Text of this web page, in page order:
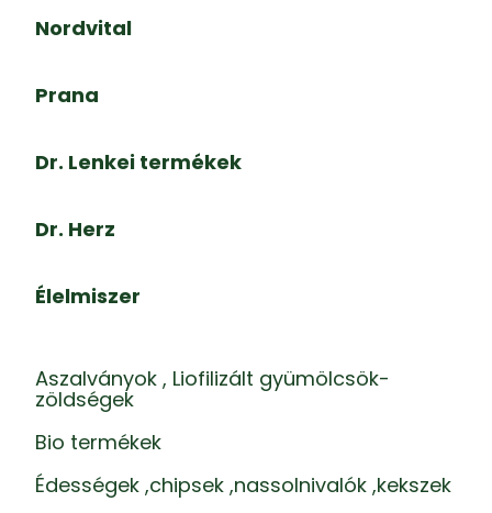
Nordvital
Prana
Dr. Lenkei termékek
Dr. Herz
Élelmiszer
Aszalványok , Liofilizált gyümölcsök-
zöldségek
Bio termékek
Édességek ,chipsek ,nassolnivalók ,kekszek